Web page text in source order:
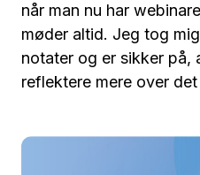
når man nu har
møder altid. Jeg tog
notater og er sikker på,
reflektere mere over